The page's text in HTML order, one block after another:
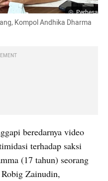
Perbesar
Kompol Andhika Dharma
beredarnya video
terhadap saksi
(17 tahun) seorang
Zainudin,